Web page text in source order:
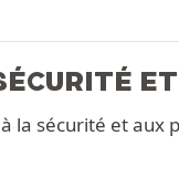
la sécurité et aux